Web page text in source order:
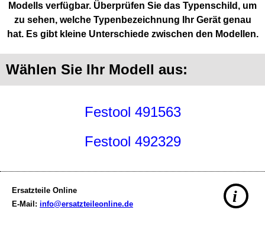
Modells verfügbar. Überprüfen Sie das Typenschild, um
zu sehen, welche Typenbezeichnung Ihr Gerät genau
hat. Es gibt kleine Unterschiede zwischen den Modellen.
Wählen Sie Ihr Modell aus:
Festool 491563
Festool 492329
Ersatzteile Online
E-Mail: info@ersatzteileonline.de i